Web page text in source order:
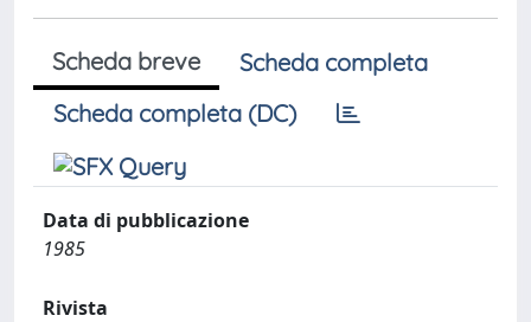
Scheda breve
Scheda completa
Scheda completa (DC)
Data di pubblicazione
1985
Rivista